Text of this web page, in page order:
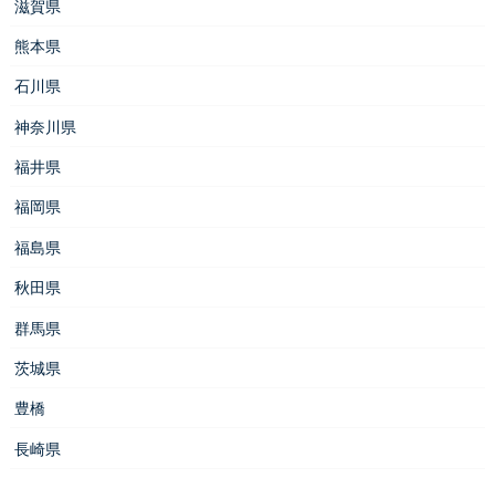
滋賀県
熊本県
石川県
神奈川県
福井県
福岡県
福島県
秋田県
群馬県
茨城県
豊橋
長崎県